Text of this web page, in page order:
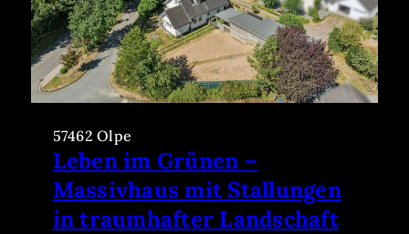
57462 Olpe
Leben im Grünen –
Massivhaus mit Stallungen
in traumhafter Landschaft